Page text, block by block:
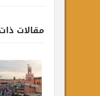
مقالات ذات صله